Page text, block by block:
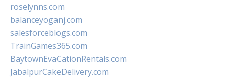
roselynns.com
balanceyoganj.com
salesforceblogs.com
TrainGames365.com
BaytownEvaCationRentals.com
JabalpurCakeDelivery.com